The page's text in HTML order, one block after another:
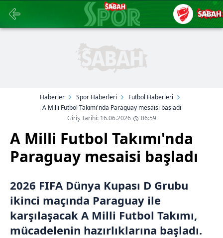
Haberler Spor Haberleri
Futbol Haberleri
A Milli Futbol Takımı'nda Paraguay mesaisi başladı
Giriş Tarihi: 16.06.2026
06:59
A Milli Futbol Takımı'nda
Paraguay mesaisi başladı
2026 FIFA Dünya Kupası D Grubu
ikinci maçında Paraguay ile
karşılaşacak A Milli Futbol Takımı,
mücadelenin hazırlıklarına başladı.